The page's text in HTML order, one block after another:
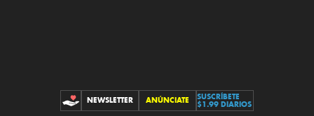
CONTRIBUCIONES
NEWSLETTER ANÚNCIATE
SUSCRÍBETE
$1.99 DIARIOS